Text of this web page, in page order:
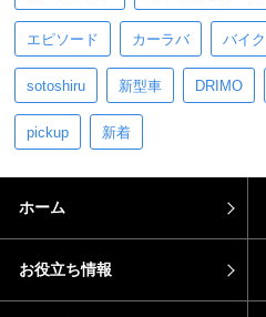
エピソード カーラバ バイク
sotoshiru 新型車 DRIMO
pickup 新着
ホーム
お役立ち情報